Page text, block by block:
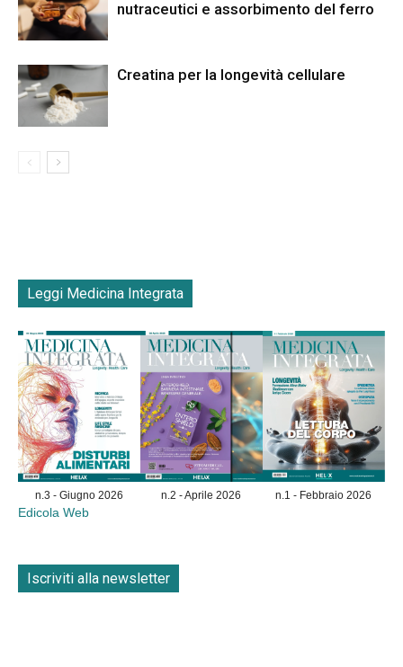
nutraceutici e assorbimento del ferro
Creatina per la longevità cellulare
Leggi Medicina Integrata
n.3 - Giugno 2026 n.2 - Aprile 2026 n.1 - Febbraio 2026
Edicola Web
Iscriviti alla newsletter